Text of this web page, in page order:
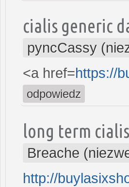
cialis generic
pyncCassy
<a href=https://
odpowiedz
long term
Breache
http://